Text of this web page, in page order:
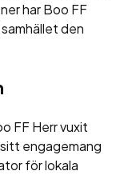
har Boo FF
den
FF Herr vuxit
engagemang
för lokala